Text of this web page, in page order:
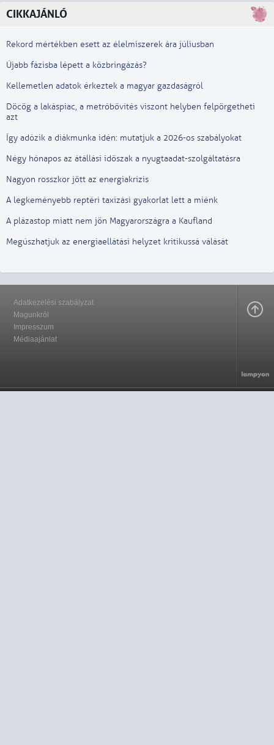
CIKKAJÁNLÓ
Rekord mértékben esett az élelmiszerek ára júliusban
Újabb fázisba lépett a közbringázás?
Kellemetlen adatok érkeztek a magyar gazdaságról
Döcög a lakáspiac, a metróbővítés viszont helyben felpörgetheti
azt
Így adózik a diákmunka idén: mutatjuk a 2026-os szabályokat
Négy hónapos az átállási időszak a nyugtaadat-szolgáltatásra
Nagyon rosszkor jött az energiakrízis
A legkeményebb reptéri taxizási gyakorlat lett a miénk
A plázastop miatt nem jön Magyarországra a Kaufland
Megúszhatjuk az energiaellátási helyzet kritikussá válását
Adatkezelési szabályzat
Magunkról
Impresszum
Médiaajánlat